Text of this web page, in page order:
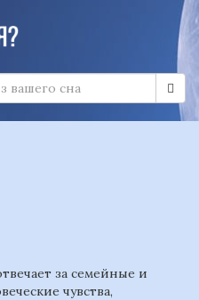
за семейные и
чувства,